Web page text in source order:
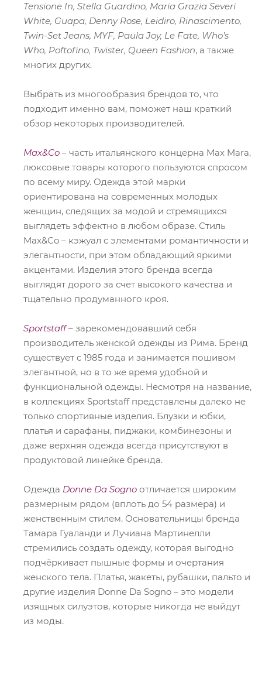
Tensione In, Stella Guardino, Maria Grazia Severi
White, Guapa, Denny Rose, Leidiro, Rinascimento,
Twin-Set Jeans, MYF, Paula Joy, Le Fate, Who’s
Who, Poftofino, Twister, Queen Fashion, а также
многих других.
Выбрать из многообразия брендов то, что
подходит именно вам, поможет наш краткий
обзор некоторых производителей.
Max&Co – часть итальянского концерна Max Mara,
люксовые товары которого пользуются спросом
по всему миру. Одежда этой марки
ориентирована на современных молодых
женщин, следящих за модой и стремящихся
выглядеть эффектно в любом образе. Стиль
Max&Co – кэжуал с элементами романтичности и
элегантности, при этом обладающий яркими
акцентами. Изделия этого бренда всегда
выглядят дорого за счет высокого качества и
тщательно продуманного кроя.
Sportstaff – зарекомендовавший себя
производитель женской одежды из Рима. Бренд
существует с 1985 года и занимается пошивом
элегантной, но в то же время удобной и
функциональной одежды. Несмотря на название,
в коллекциях Sportstaff представлены далеко не
только спортивные изделия. Блузки и юбки,
платья и сарафаны, пиджаки, комбинезоны и
даже верхняя одежда всегда присутствуют в
продуктовой линейке бренда.
Одежда Donne Da Sogno отличается широким
размерным рядом (вплоть до 54 размера) и
женственным стилем. Основательницы бренда
Тамара Гуаланди и Лучиана Мартинелли
стремились создать одежду, которая выгодно
подчёркивает пышные формы и очертания
женского тела. Платья, жакеты, рубашки, пальто и
другие изделия Donne Da Sogno – это модели
изящных силуэтов, которые никогда не выйдут
из моды.